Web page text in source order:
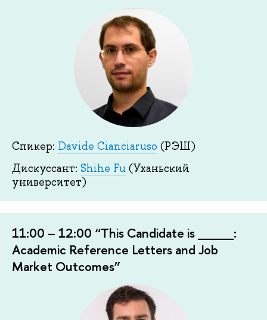
Спикер: Davide Cianciaruso (РЭШ)
Дискуссант: Shihe Fu (Уханьский
университет)
11:00 – 12:00 “This Candidate is ____:
Academic Reference Letters and Job
Market Outcomes”